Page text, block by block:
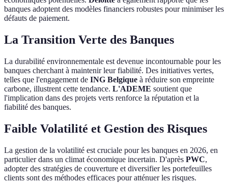
banques adoptent des modèles financiers robustes pour minimiser les
défauts de paiement.
La Transition Verte des Banques
La durabilité environnementale est devenue incontournable pour les
banques cherchant à maintenir leur fiabilité. Des initiatives vertes,
telles que l'engagement de ING Belgique à réduire son empreinte
carbone, illustrent cette tendance. L'ADEME soutient que
l'implication dans des projets verts renforce la réputation et la
fiabilité des banques.
Faible Volatilité et Gestion des Risques
La gestion de la volatilité est cruciale pour les banques en 2026, en
particulier dans un climat économique incertain. D'après PWC,
adopter des stratégies de couverture et diversifier les portefeuilles
clients sont des méthodes efficaces pour atténuer les risques.